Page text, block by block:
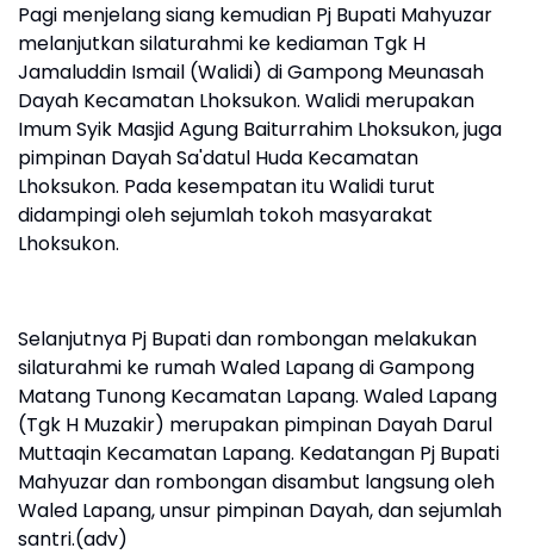
Pagi menjelang siang kemudian Pj Bupati Mahyuzar
melanjutkan silaturahmi ke kediaman Tgk H
Jamaluddin Ismail (Walidi) di Gampong Meunasah
Dayah Kecamatan Lhoksukon. Walidi merupakan
Imum Syik Masjid Agung Baiturrahim Lhoksukon, juga
pimpinan Dayah Sa'datul Huda Kecamatan
Lhoksukon. Pada kesempatan itu Walidi turut
didampingi oleh sejumlah tokoh masyarakat
Lhoksukon.
Selanjutnya Pj Bupati dan rombongan melakukan
silaturahmi ke rumah Waled Lapang di Gampong
Matang Tunong Kecamatan Lapang. Waled Lapang
(Tgk H Muzakir) merupakan pimpinan Dayah Darul
Muttaqin Kecamatan Lapang. Kedatangan Pj Bupati
Mahyuzar dan rombongan disambut langsung oleh
Waled Lapang, unsur pimpinan Dayah, dan sejumlah
santri.(adv)